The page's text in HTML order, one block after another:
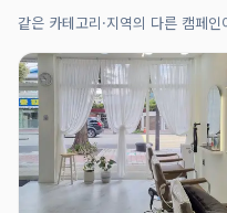
같은 카테고리·지역의 다른 캠페인